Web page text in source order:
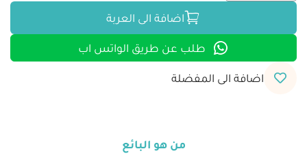
اضافة الى العربة
طلب عن طريق الواتس اب
اضافة الى المفضلة
من هو البائع